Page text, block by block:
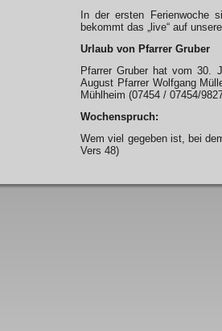
In der ersten Ferienwoche
bekommt das „live“ auf
Urlaub von Pfarrer Gruber
Pfarrer Gruber hat vom 30.
August Pfarrer Wolfgang
Mühlheim (07454 / 07454/
Wochenspruch:
Wem viel gegeben ist, bei
Vers 48)